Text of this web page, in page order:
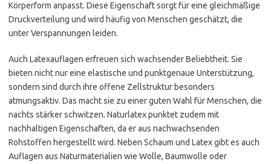
Körperform anpasst. Diese Eigenschaft sorgt für eine gleichmäßige
Druckverteilung und wird häufig von Menschen geschätzt, die
unter Verspannungen leiden.
Auch Latexauflagen erfreuen sich wachsender Beliebtheit. Sie
bieten nicht nur eine elastische und punktgenaue Unterstützung,
sondern sind durch ihre offene Zellstruktur besonders
atmungsaktiv. Das macht sie zu einer guten Wahl für Menschen, die
nachts stärker schwitzen. Naturlatex punktet zudem mit
nachhaltigen Eigenschaften, da er aus nachwachsenden
Rohstoffen hergestellt wird. Neben Schaum und Latex gibt es auch
Auflagen aus Naturmaterialien wie Wolle, Baumwolle oder